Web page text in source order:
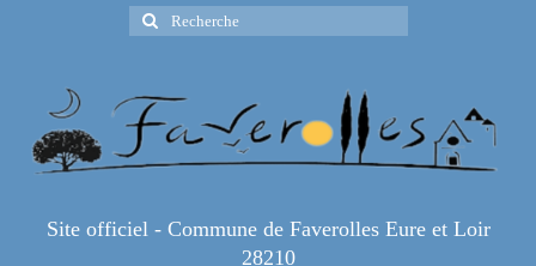
Rechercher
:
Site officiel - Commune de Faverolles Eure et Loir
28210